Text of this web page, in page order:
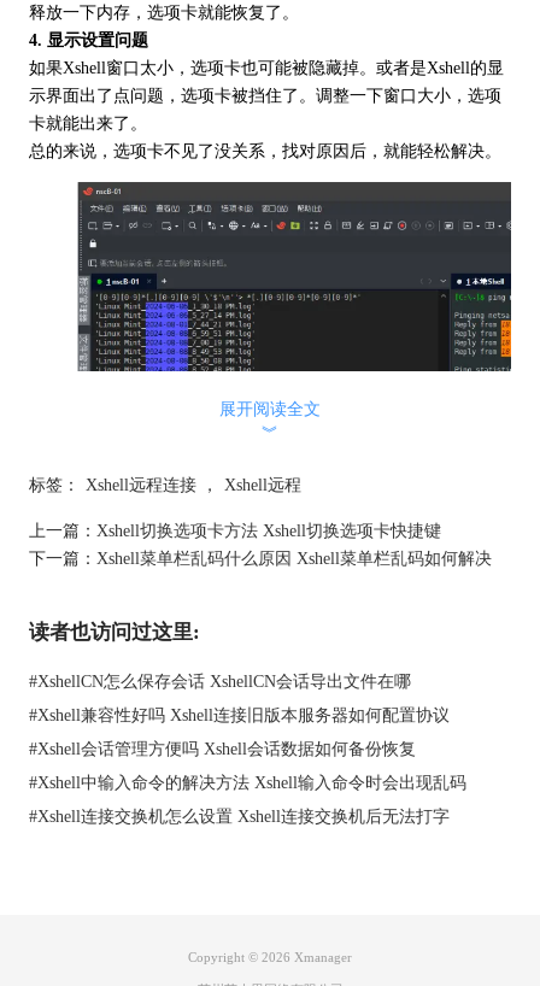
释放一下内存，选项卡就能恢复了。
4. 显示设置问题
如果Xshell窗口太小，选项卡也可能被隐藏掉。或者是Xshell的显
示界面出了点问题，选项卡被挡住了。调整一下窗口大小，选项
卡就能出来了。
总的来说，选项卡不见了没关系，找对原因后，就能轻松解决。
二、Xshell选项卡怎么显示
既然选项卡消失了，我们该怎么让它重新显示呢？这里有几招。
首先最常见的就是设置问题。你需要打开Xshell，进入工具 ，然后
选择选项。在设置里，找到外观或者显示设置，看看选项卡的显
默认设置。进入设置界面，点击“恢复默认设置”，Xshell就会回到
展开阅读全文
︾
标签： Xshell远程连接 ， Xshell远程
上一篇： Xshell切换选项卡方法 Xshell切换选项卡快捷键
下一篇： Xshell菜单栏乱码什么原因 Xshell菜单栏乱码如何解决
读者也访问过这里:
#XshellCN怎么保存会话 XshellCN会话导出文件在哪
#Xshell兼容性好吗 Xshell连接旧版本服务器如何配置协议
#Xshell会话管理方便吗 Xshell会话数据如何备份恢复
#Xshell中输入命令的解决方法 Xshell输入命令时会出现乱码
#Xshell连接交换机怎么设置 Xshell连接交换机后无法打字
Copyright © 2026 Xmanager